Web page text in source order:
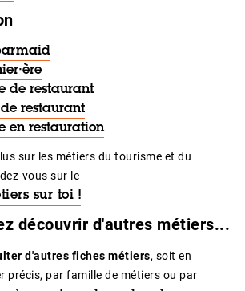
de restaurant
de restaurant
en restauration
sur les métiers du tourisme et du
vous sur le
sur toi !
découvrir d'autres métiers...
d'autres fiches métiers, soit en
précis, par famille de métiers ou par